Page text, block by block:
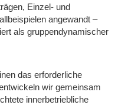
Einzel- und
angewandt –
als gruppendynamischer
das erforderliche
wir gemeinsam
innerbetriebliche